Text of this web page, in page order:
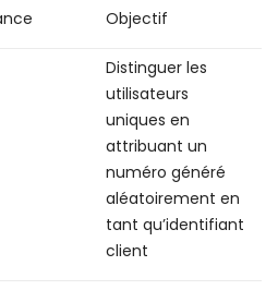
Objectif
Distinguer les
utilisateurs
uniques en
attribuant un
numéro généré
aléatoirement en
tant qu’identifiant
client